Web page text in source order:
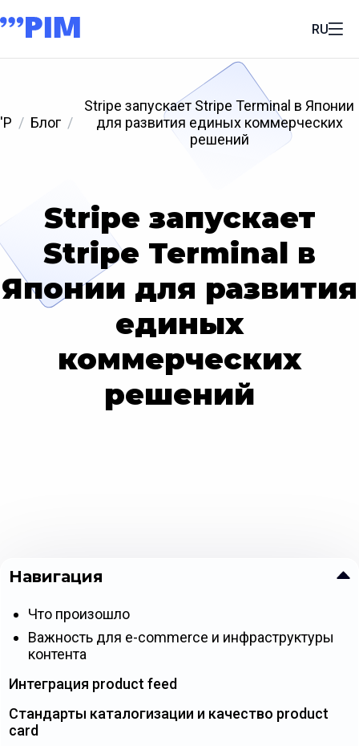
RU
'P Блог
Stripe запускает Stripe Terminal в Японии
для развития единых коммерческих
решений
Stripe запускает
Stripe Terminal в
Японии для развития
единых
коммерческих
решений
Навигация
Что произошло
Важность для e-commerce и инфраструктуры
контента
Интеграция product feed
Стандарты каталогизации и качество product
card